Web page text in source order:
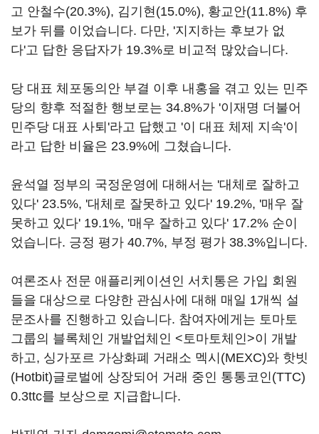
고 안철수(20.3%), 김기현(15.0%), 황교안(11.8%) 후
보가 뒤를 이었습니다. 다만, '지지하는 후보가 없
다'고 답한 응답자가 19.3%로 비교적 많았습니다.
당 대표 체포동의안 부결 이후 내홍을 겪고 있는 민주
당의 향후 적절한 행보로는 34.8%가 '이재명 더불어
민주당 대표 사퇴'라고 답했고 '이 대표 체제 지속'이
라고 답한 비율은 23.9%에 그쳤습니다.
윤석열 정부의 국정운영에 대해서는 '대체로 잘하고
있다' 23.5%, '대체로 잘못하고 있다' 19.2%, '매우 잘
못하고 있다' 19.1%, '매우 잘하고 있다' 17.2% 순이
었습니다. 긍정 평가 40.7%, 부정 평가 38.3%입니다.
여론조사 전문 애플리케이션인 서치통은 가입 회원
들을 대상으로 다양한 관심사에 대해 매일 1개씩 설
문조사를 진행하고 있습니다. 참여자에게는 토마토
그룹의 블록체인 개발업체인 <토마토체인>이 개발
하고, 싱가포르 가상화폐 거래소 멕시(MEXC)와 핫빗
(Hotbit)글로벌에 상장되어 거래 중인 통통코인(TTC)
0.3ttc를 보상으로 지급합니다.